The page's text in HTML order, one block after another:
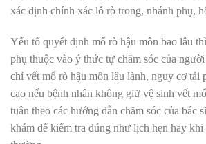
xác định chính xác lỗ rò trong, nhánh phụ,
Yếu tố quyết định mổ rò hậu môn bao lâu
phụ thuộc vào ý thức tự chăm sóc của
chỉ vết mổ rò hậu môn lâu lành, nguy cơ tái
cao nếu bệnh nhân không giữ vệ sinh vết
tuân theo các hướng dẫn chăm sóc của bác
khám để kiểm tra đúng như lịch hẹn hay khi